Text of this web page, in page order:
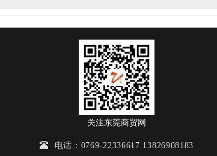
关注东莞商贸网
电话：0769-22336617 13826908183